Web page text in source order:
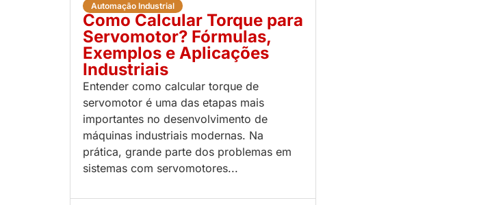
Automação Industrial
Como Calcular Torque para
Servomotor? Fórmulas,
Exemplos e Aplicações
Industriais
Entender como calcular torque de
servomotor é uma das etapas mais
importantes no desenvolvimento de
máquinas industriais modernas. Na
prática, grande parte dos problemas em
sistemas com servomotores...